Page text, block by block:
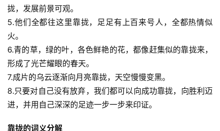
拢，发展前景可观。
5.他们全都往这里靠拢，足足有上百来号人，全都热情似
火。
6.青的草，绿的叶，各色鲜艳的花，都像赶集似的靠拢来，
形成了光芒耀眼的春天。
7.成片的乌云逐渐向月亮靠拢，天空慢慢变黑。
8.只要对自己没有放弃，我们都可以向成功靠拢，向胜利迈
进，并用自己深深的足迹一步一步来印证。
靠拢的词义分解